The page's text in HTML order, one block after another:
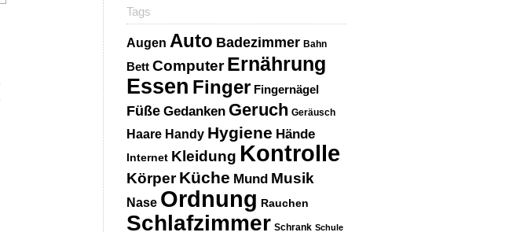
Tags
Augen Auto Badezimmer Bahn
Bett Computer Ernährung
Essen Finger Fingernägel
Füße Gedanken Geruch Geräusch
Haare Handy Hygiene Hände
Internet Kleidung Kontrolle
Körper Küche Mund Musik
Nase Ordnung Rauchen
Schlafzimmer Schrank Schule